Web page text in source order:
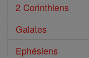
2 Corinthiens
Galates
Ephésiens